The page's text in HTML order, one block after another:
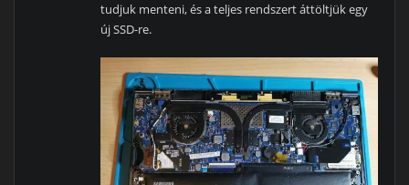
tudjuk menteni, és a teljes rendszert áttöltjük egy
új SSD-re.